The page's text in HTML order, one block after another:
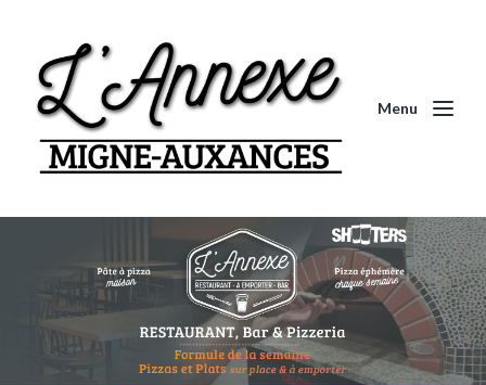
Menu